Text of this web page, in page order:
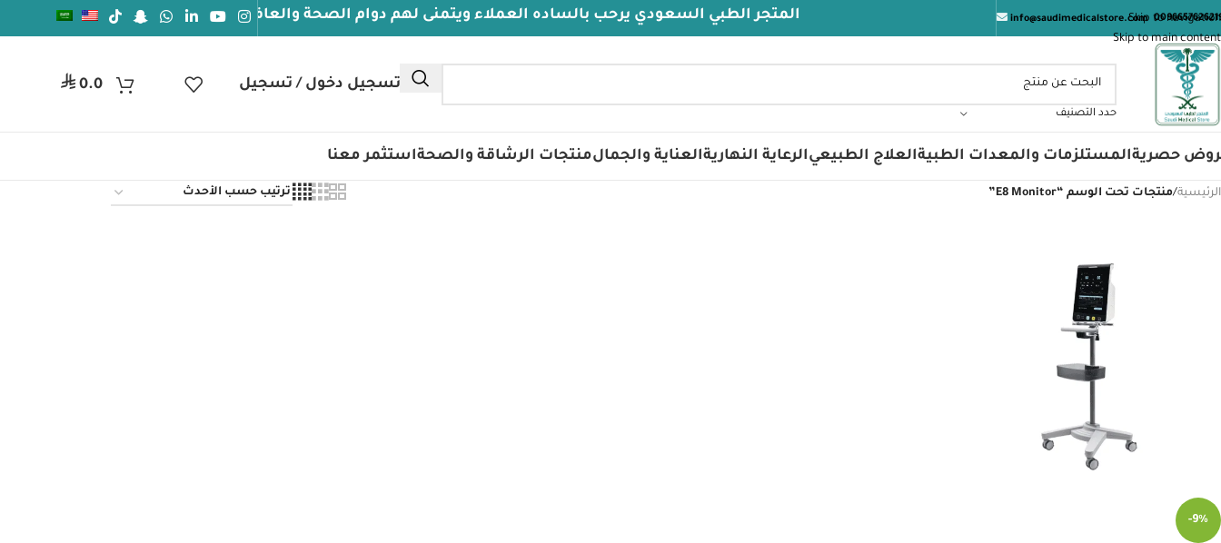
Skip to navigation
Skip to main content
info@saudimedicalstore.com المتجر الطبي السعودي يرحب بالساده العملاء ويتمنى لهم دوام الصحة والعافيه
حدد التصنيف
تسجيل دخول / تسجيل ر.س0.0
حصريةالمستلزمات والمعدات الطبيةالعلاج الطبيعيالرعاية النهاريةالعناية والجمالمنتجات الرشاقة والصحةاستثمر معنا
الرئيسية/منتجات تحت الوسم “E8 Monitor”
-9%